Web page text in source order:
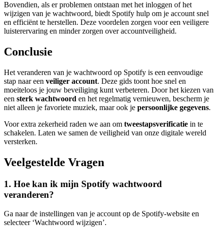
Bovendien, als er problemen ontstaan met het inloggen of het
wijzigen van je wachtwoord, biedt Spotify hulp om je account snel
en efficiënt te herstellen. Deze voordelen zorgen voor een veiligere
luisterervaring en minder zorgen over accountveiligheid.
Conclusie
Het veranderen van je wachtwoord op Spotify is een eenvoudige
stap naar een veiliger account. Deze gids toont hoe snel en
moeiteloos je jouw beveiliging kunt verbeteren. Door het kiezen van
een sterk wachtwoord en het regelmatig vernieuwen, bescherm je
niet alleen je favoriete muziek, maar ook je persoonlijke gegevens.
Voor extra zekerheid raden we aan om tweestapsverificatie in te
schakelen. Laten we samen de veiligheid van onze digitale wereld
versterken.
Veelgestelde Vragen
1. Hoe kan ik mijn Spotify wachtwoord
veranderen?
Ga naar de instellingen van je account op de Spotify-website en
selecteer ‘Wachtwoord wijzigen’.